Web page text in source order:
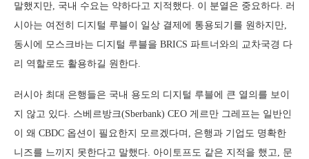
말했지만, 국내 수요는 약하다고 지적했다. 이 분열은 중요하다. 러
시아는 여전히 디지털 루블이 일상 결제에 통용되기를 원하지만,
동시에 모스크바는 디지털 루블을 BRICS 파트너와의 교차국경 다
리 역할로도 활용하길 원한다.
러시아 최대 은행들은 국내 용도의 디지털 루블에 큰 열의를 보이
지 않고 있다. 스베르방크(Sberbank) CEO 게르만 그레프는 일반인
이 왜 CBDC 옵션이 필요한지 모르겠다며, 은행과 기업도 명확한
니즈를 느끼지 못한다고 말했다. 아이토프도 같은 지적을 했고, 문